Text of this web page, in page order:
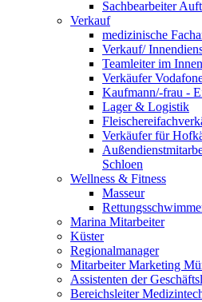
Sachbearbeiter
Verkauf
medizinische
Verkauf/
Teamleiter im
Verkäufer
Kaufmann/-frau -
Lager & Logistik
Verkäufer für
Schloen
Wellness & Fitness
Masseur
Marina Mitarbeiter
Küster
Regionalmanager
Mitarbeiter Marketing
Assistenten der
Bereichsleiter